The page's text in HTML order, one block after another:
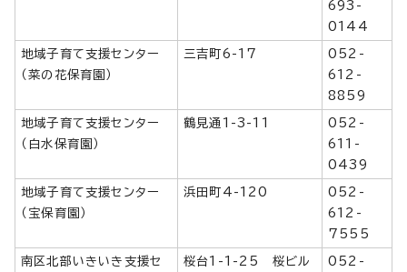
693-
0144
地域子育て支援センター
（菜の花保育園）
三吉町6-17
052-
612-
8859
地域子育て支援センター
（白水保育園）
鶴見通1-3-11
052-
611-
0439
地域子育て支援センター
（宝保育園）
浜田町4-120
052-
612-
7555
南区北部いきいき支援セ 桜台1-1-25 桜ビル 052-